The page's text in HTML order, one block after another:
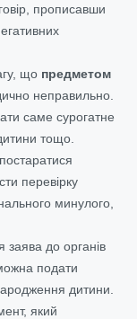
прописавши
що предметом
неправильно.
саме сурогатне
тощо.
перевірку
минулого,
заява до органів
подати
дитини.
який